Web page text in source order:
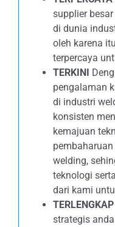
supplier
di dunia
oleh karena
terpercaya
TERKINI
pengalaman
di industri
konsisten
kemajuan
welding,
teknologi
dari kami
TERLENGKAP
strategis